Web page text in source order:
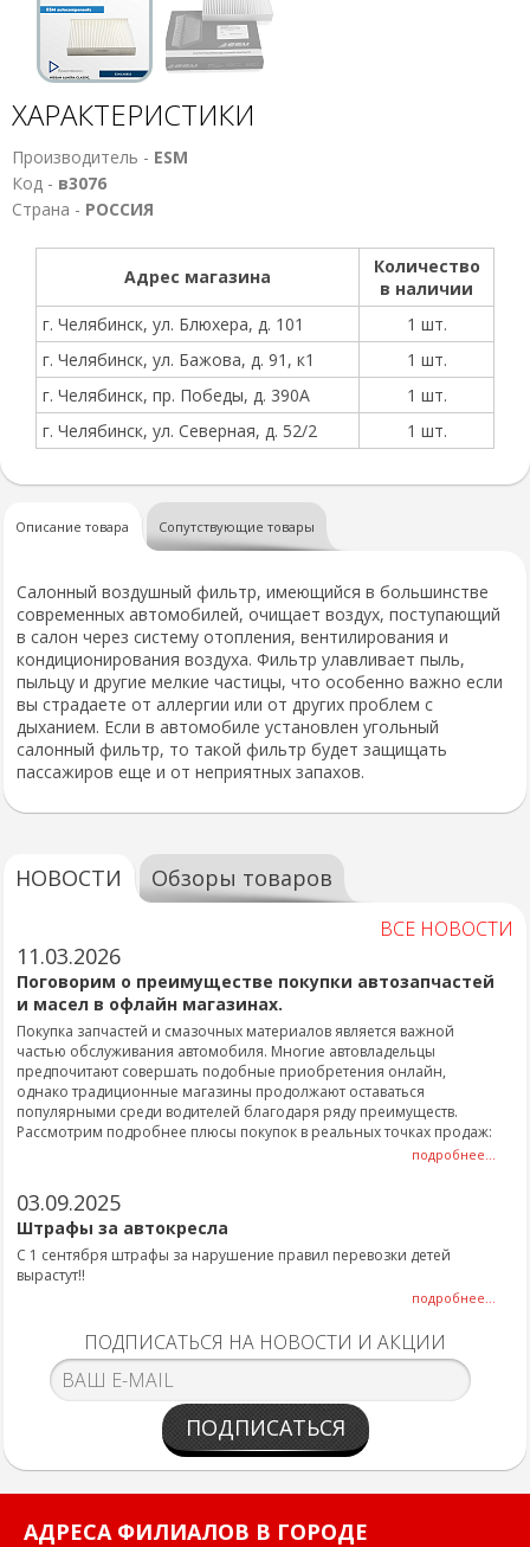
ХАРАКТЕРИСТИКИ
Производитель - ESM
Код - в3076
Страна - РОССИЯ
Адрес магазина
Количество
в наличии
г. Челябинск, ул. Блюхера, д. 101
1 шт.
г. Челябинск, ул. Бажова, д. 91, к1
1 шт.
г. Челябинск, пр. Победы, д. 390А
1 шт.
г. Челябинск, ул. Северная, д. 52/2
1 шт.
Описание товара Сопутствующие товары
Салонный воздушный фильтр, имеющийся в большинстве
современных автомобилей, очищает воздух, поступающий
в салон через систему отопления, вентилирования и
кондиционирования воздуха. Фильтр улавливает пыль,
пыльцу и другие мелкие частицы, что особенно важно если
вы страдаете от аллергии или от других проблем с
дыханием. Если в автомобиле установлен угольный
салонный фильтр, то такой фильтр будет защищать
пассажиров еще и от неприятных запахов.
НОВОСТИ Обзоры товаров
ВСЕ НОВОСТИ
11.03.2026
Поговорим о преимуществе покупки автозапчастей
и масел в офлайн магазинах.
Покупка запчастей и смазочных материалов является важной
частью обслуживания автомобиля. Многие автовладельцы
предпочитают совершать подобные приобретения онлайн,
однако традиционные магазины продолжают оставаться
популярными среди водителей благодаря ряду преимуществ.
Рассмотрим подробнее плюсы покупок в реальных точках продаж:
подробнее...
03.09.2025
Штрафы за автокресла
С 1 сентября штрафы за нарушение правил перевозки детей
вырастут!!
подробнее...
ПОДПИСАТЬСЯ НА НОВОСТИ И АКЦИИ
ПОДПИСАТЬСЯ
АДРЕСА ФИЛИАЛОВ В ГОРОДЕ